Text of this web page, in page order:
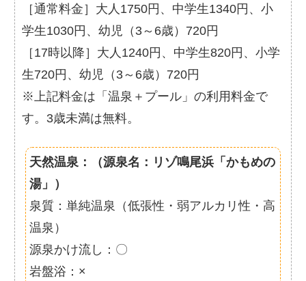
［通常料金］大人1750円、中学生1340円、小
学生1030円、幼児（3～6歳）720円
［17時以降］大人1240円、中学生820円、小学
生720円、幼児（3～6歳）720円
※上記料金は「温泉＋プール」の利用料金で
す。3歳未満は無料。
天然温泉：（源泉名：リゾ鳴尾浜「かもめの
湯」）
泉質：単純温泉（低張性・弱アルカリ性・高
温泉）
源泉かけ流し：〇
岩盤浴：×